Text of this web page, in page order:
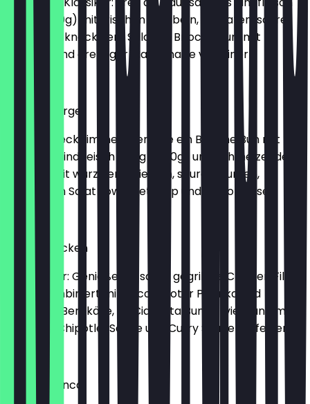
(125g / 250g) mit frischen Zwiebeln, Tomaten, saurer
Gurke und knackigem Salat im Brioche Bun, mit
Ketchup und cremiger Mayonnaise verfeinert.
Cheese Burger
Der schmeckt immer: Genieße ein Brioche Bun mit
saftigem Rindfleisch (125g / 250g) und schmelzenden
Cheese, mit würzigen Zwiebeln, sauren Gurken,
knackigem Salat sowie Ketchup und Mayonnaise
Grilled Chicken
Genuss pur: Genieße ein saftig gegrilltes Chicken Filet
(95g), kombiniert mit Rucola, roter Paprika und
würzigem Bergkäse, im Ciabatta Bun serviert und mit
Ketchup, Chipotle-Sauce und Curry Sauce verfeinert.
Meatfree Inca